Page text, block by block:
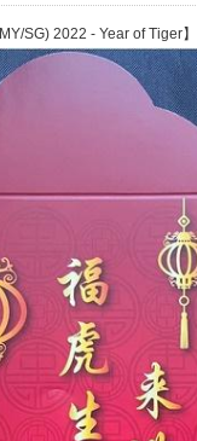
SG) 2022 - Year of Tiger】